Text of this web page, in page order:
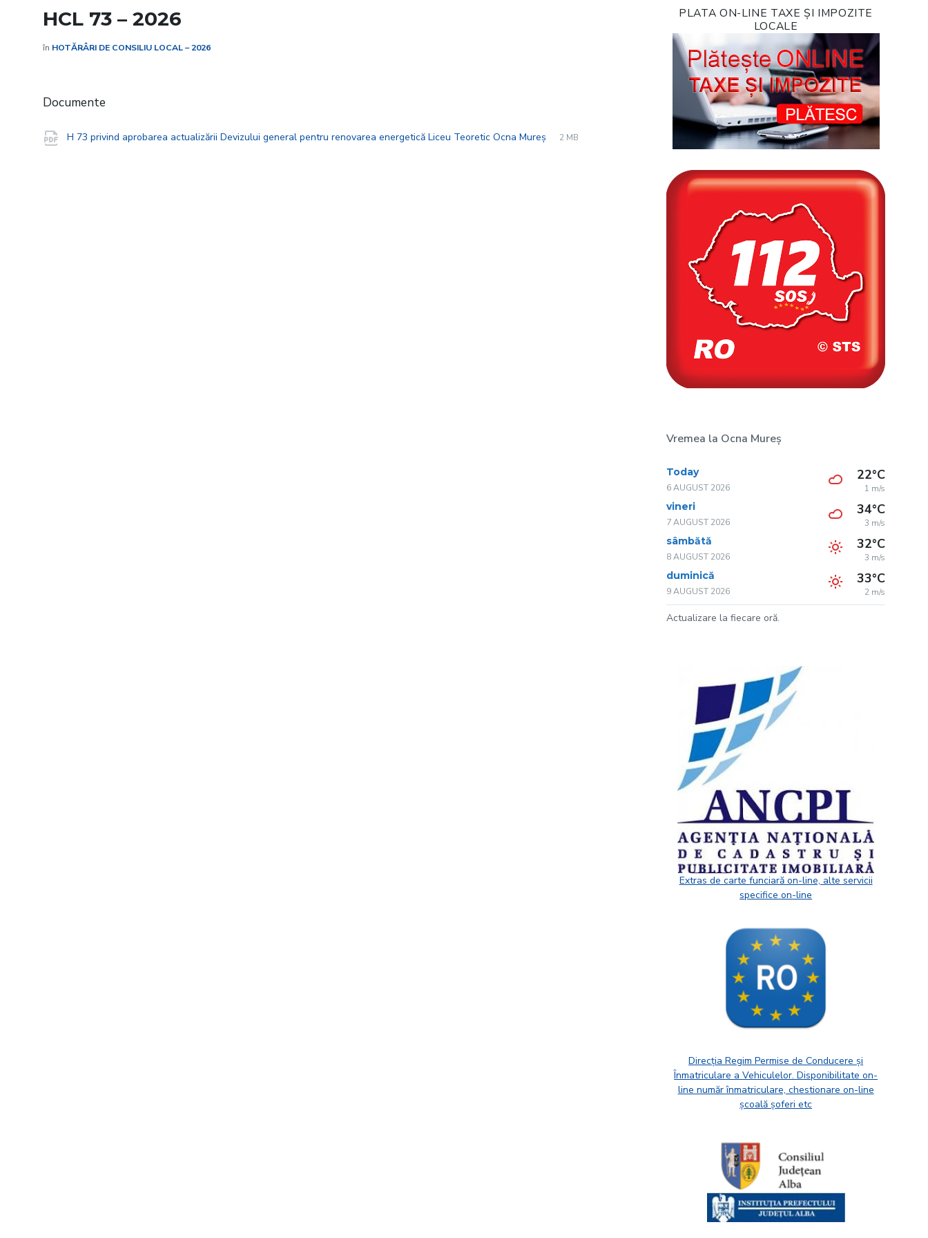
HCL 73 – 2026
în HOTĂRÂRI DE CONSILIU LOCAL – 2026
Documente
H 73 privind aprobarea actualizării Devizului general pentru renovarea energetică Liceu Teoretic Ocna Mureș
File
pdf
File
2 MB
PLATA ON-LINE TAXE ȘI IMPOZITE
LOCALE
Vremea la Ocna Mureș
Today
6 AUGUST 2026
22°C
1 m/s
vineri
7 AUGUST 2026
34°C
3 m/s
sâmbătă
8 AUGUST 2026
32°C
3 m/s
duminică
9 AUGUST 2026
33°C
2 m/s
Actualizare la fiecare oră.
Extras de carte funciară on-line, alte servicii
specifice on-line
Direcția Regim Permise de Conducere și
Înmatriculare a Vehiculelor. Disponibilitate on-
line număr înmatriculare, chestionare on-line
școală șoferi etc